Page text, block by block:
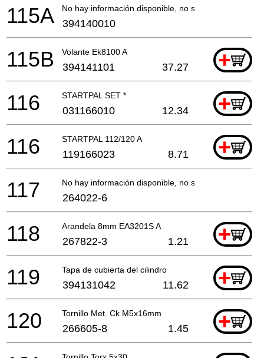
No hay información disponible, no se puede pedir
115A 394140010
Volante Ek8100 A +
115B 394141101 37.27
STARTPAL SET * +
116 031166010 12.34
STARTPAL 112/120 A +
116 119166023 8.71
No hay información disponible, no se puede pedir
117 264022-6
Arandela 8mm EA3201S A +
118 267822-3 1.21
Tapa de cubierta del cilindro +
119 394131042 11.62
Tornillo Met. Ck M5x16mm +
120 266605-8 1.45